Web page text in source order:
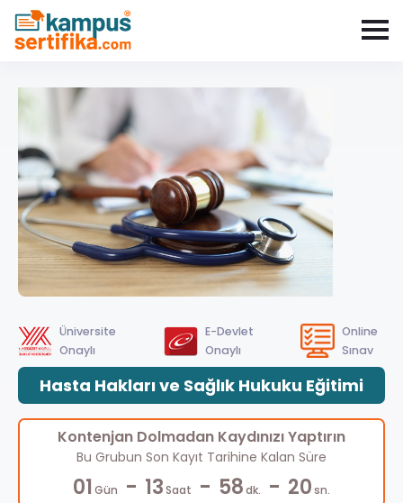
Üniversite
Onaylı
E-Devlet
Onaylı
Online
Sınav
Hasta Hakları ve Sağlık Hukuku Eğitimi
Kontenjan Dolmadan Kaydınızı Yaptırın
Bu Grubun Son Kayıt Tarihine Kalan Süre
01 Gün - 13Saat - 58dk. - 20sn.